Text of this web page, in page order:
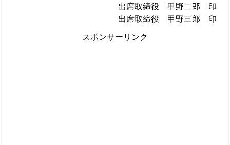
出席取締役 甲野二郎 印
出席取締役 甲野三郎 印
スポンサーリンク